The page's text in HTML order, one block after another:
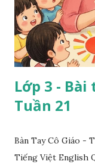
Lớp 3 -
Tuần 21
Bàn Tay Cô Giáo -
Tiếng Việt English